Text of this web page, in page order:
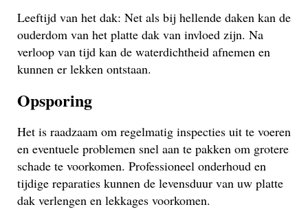
Leeftijd van het dak: Net als bij hellende daken kan de
ouderdom van het platte dak van invloed zijn. Na
verloop van tijd kan de waterdichtheid afnemen en
kunnen er lekken ontstaan.
Opsporing
Het is raadzaam om regelmatig inspecties uit te voeren
en eventuele problemen snel aan te pakken om grotere
schade te voorkomen. Professioneel onderhoud en
tijdige reparaties kunnen de levensduur van uw platte
dak verlengen en lekkages voorkomen.